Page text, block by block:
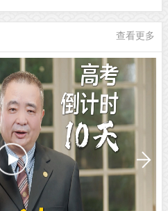
查看更多